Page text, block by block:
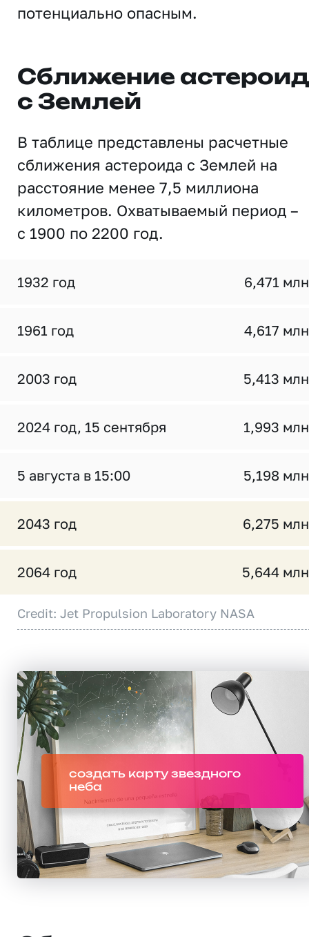
потенциально опасным.
Сближение
с Землей
В таблице представлены расчетные
сближения астероида с Землей на
расстояние менее 7,5 миллиона
километров. Охватываемый период –
с 1900 по 2200 год.
1932 год 6,471
1961 год 4,617
2003 год 5,413
2024 год, 15 сентября 1,993
5 августа в 15:00 5,198
2043 год 6,275
2064 год 5,644
Credit: Jet Propulsion Laboratory NASA
создать карту звездного
неба